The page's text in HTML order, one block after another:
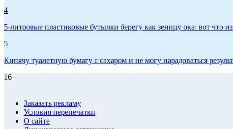
4
5-литровые пластиковые бутылки берегу как зеницу ока: вот что
5
Кипячу туалетную бумагу с сахаром и не могу нарадоваться
16+
Заказать рекламу
Условия перепечатки
О сайте